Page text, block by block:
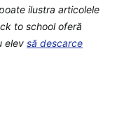
ilustra articolele
to school oferă
elev să descarce